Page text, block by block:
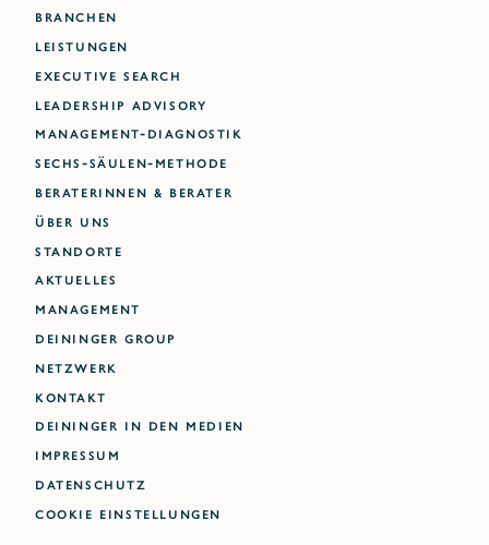
BRANCHEN
LEISTUNGEN
EXECUTIVE SEARCH
LEADERSHIP ADVISORY
MANAGEMENT-DIAGNOSTIK
SECHS-SÄULEN-METHODE
BERATERINNEN & BERATER
ÜBER UNS
STANDORTE
AKTUELLES
MANAGEMENT
DEININGER GROUP
NETZWERK
KONTAKT
DEININGER IN DEN MEDIEN
IMPRESSUM
DATENSCHUTZ
Cookie Einstellungen